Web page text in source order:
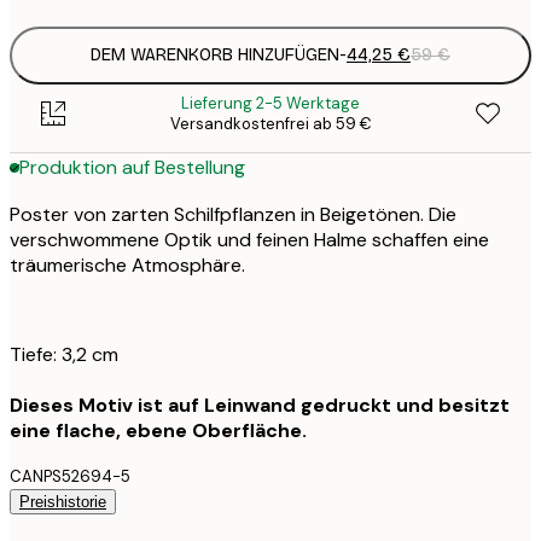
DEM WARENKORB HINZUFÜGEN-44,25 €59 €
Lieferung 2-5 Werktage
Versandkostenfrei ab 59 €
Produktion auf Bestellung
Poster von zarten Schilfpflanzen in Beigetönen. Die
verschwommene Optik und feinen Halme schaffen eine
träumerische Atmosphäre.
Tiefe: 3,2 cm
Dieses Motiv ist auf Leinwand gedruckt und besitzt
eine flache, ebene Oberfläche.
CANPS52694-5
Preishistorie